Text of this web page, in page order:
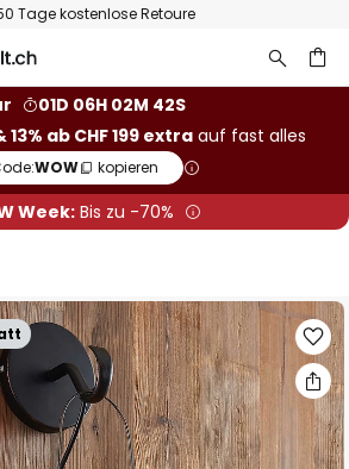
Tage kostenlose Retoure
01D 06H 02M 41S
13% ab CHF 199 extra auf fast alles
WOW kopieren
Week:Bis zu -70%